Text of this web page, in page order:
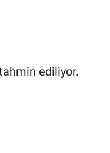
ediliyor.